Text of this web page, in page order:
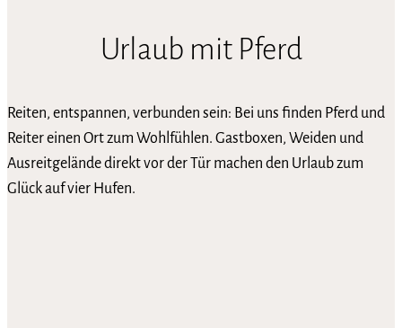
Urlaub mit Pferd
Reiten, entspannen, verbunden sein: Bei uns finden Pferd und
Reiter einen Ort zum Wohlfühlen. Gastboxen, Weiden und
Ausreitgelände direkt vor der Tür machen den Urlaub zum
Glück auf vier Hufen.